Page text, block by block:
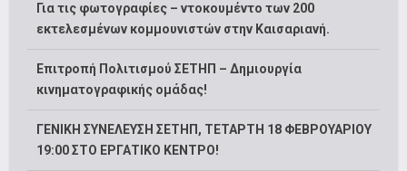
Για τις φωτογραφίες – ντοκουμέντο των 200
εκτελεσμένων κομμουνιστών στην Καισαριανή.
Επιτροπή Πολιτισμού ΣΕΤΗΠ – Δημιουργία
κινηματογραφικής ομάδας!
ΓΕΝΙΚΗ ΣΥΝΕΛΕΥΣΗ ΣΕΤΗΠ, ΤΕΤΑΡΤΗ 18 ΦΕΒΡΟΥΑΡΙΟΥ
19:00 ΣΤΟ ΕΡΓΑΤΙΚΟ ΚΕΝΤΡΟ!